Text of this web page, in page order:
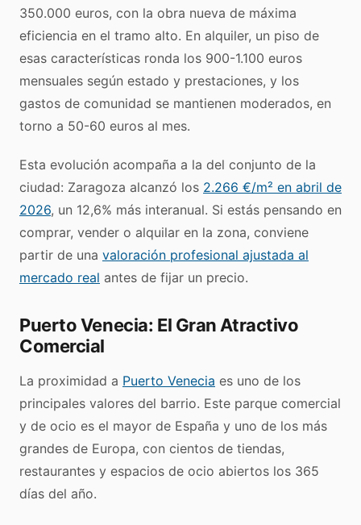
350.000 euros, con la obra nueva de máxima
eficiencia en el tramo alto. En alquiler, un piso de
esas características ronda los 900-1.100 euros
mensuales según estado y prestaciones, y los
gastos de comunidad se mantienen moderados, en
torno a 50-60 euros al mes.
Esta evolución acompaña a la del conjunto de la
ciudad: Zaragoza alcanzó los 2.266 €/m² en abril de
2026, un 12,6% más interanual. Si estás pensando en
comprar, vender o alquilar en la zona, conviene
partir de una valoración profesional ajustada al
mercado real antes de fijar un precio.
Puerto Venecia: El Gran Atractivo
Comercial
La proximidad a Puerto Venecia es uno de los
principales valores del barrio. Este parque comercial
y de ocio es el mayor de España y uno de los más
grandes de Europa, con cientos de tiendas,
restaurantes y espacios de ocio abiertos los 365
días del año.